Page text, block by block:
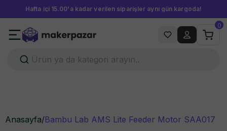
Hafta içi 15.00'a kadar verilen siparişler aynı gün kargoda!
0
Anasayfa/Bambu Lab AMS Lite Feeder Motor SAA017